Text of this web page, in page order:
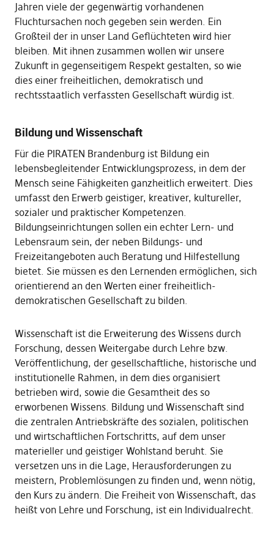
Jahren viele der gegenwärtig vorhandenen
Fluchtursachen noch gegeben sein werden. Ein
Großteil der in unser Land Geflüchteten wird hier
bleiben. Mit ihnen zusammen wollen wir unsere
Zukunft in gegenseitigem Respekt gestalten, so wie
dies einer freiheitlichen, demokratisch und
rechtsstaatlich verfassten Gesellschaft würdig ist.
Bildung und Wissenschaft
Für die PIRATEN Brandenburg ist Bildung ein
lebensbegleitender Entwicklungsprozess, in dem der
Mensch seine Fähigkeiten ganzheitlich erweitert. Dies
umfasst den Erwerb geistiger, kreativer, kultureller,
sozialer und praktischer Kompetenzen.
Bildungseinrichtungen sollen ein echter Lern- und
Lebensraum sein, der neben Bildungs- und
Freizeitangeboten auch Beratung und Hilfestellung
bietet. Sie müssen es den Lernenden ermöglichen, sich
orientierend an den Werten einer freiheitlich-
demokratischen Gesellschaft zu bilden.
Wissenschaft ist die Erweiterung des Wissens durch
Forschung, dessen Weitergabe durch Lehre bzw.
Veröffentlichung, der gesellschaftliche, historische und
institutionelle Rahmen, in dem dies organisiert
betrieben wird, sowie die Gesamtheit des so
erworbenen Wissens. Bildung und Wissenschaft sind
die zentralen Antriebskräfte des sozialen, politischen
und wirtschaftlichen Fortschritts, auf dem unser
materieller und geistiger Wohlstand beruht. Sie
versetzen uns in die Lage, Herausforderungen zu
meistern, Problemlösungen zu finden und, wenn nötig,
den Kurs zu ändern. Die Freiheit von Wissenschaft, das
heißt von Lehre und Forschung, ist ein Individualrecht.